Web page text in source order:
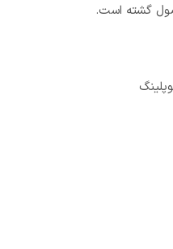
گشته است.